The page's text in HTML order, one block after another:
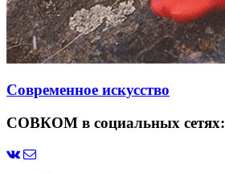
Современное искусство
СОВКОМ в социальных сетях: